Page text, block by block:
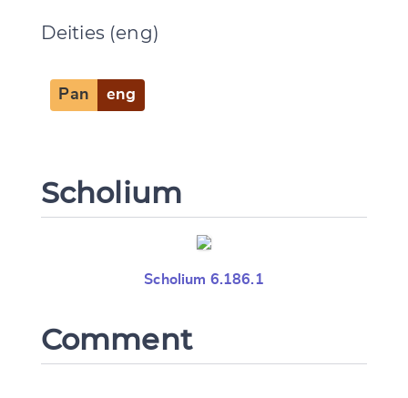
Deities (eng)
Pan eng
Scholium
Scholium 6.186.1
Comment